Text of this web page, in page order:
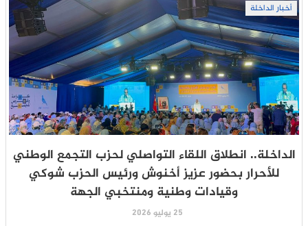
أخبار الداخلة
الداخلة.. انطلاق اللقاء التواصلي لحزب التجمع الوطني
للأحرار بحضور عزيز أخنوش ورئيس الحزب شوكي
وقيادات وطنية ومنتخبي الجهة
25 يوليو 2026